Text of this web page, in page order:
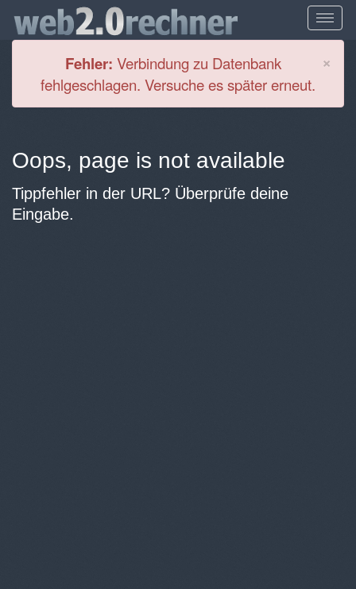
×
Fehler: Verbindung zu Datenbank
fehlgeschlagen. Versuche es später erneut.
Oops, page is not available
Tippfehler in der URL? Überprüfe deine
Eingabe.